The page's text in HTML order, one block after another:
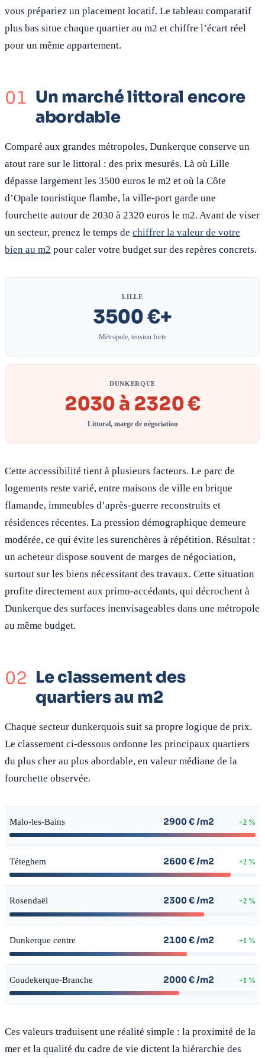
vous prépariez un placement locatif. Le tableau comparatif
plus bas situe chaque quartier au m2 et chiffre l’écart réel
pour un même appartement.
Un marché littoral encore
abordable
Comparé aux grandes métropoles, Dunkerque conserve un
atout rare sur le littoral : des prix mesurés. Là où Lille
dépasse largement les 3500 euros le m2 et où la Côte
d’Opale touristique flambe, la ville-port garde une
fourchette autour de 2030 à 2320 euros le m2. Avant de viser
un secteur, prenez le temps de chiffrer la valeur de votre
bien au m2 pour caler votre budget sur des repères concrets.
LILLE
3500 €+
Métropole, tension forte
DUNKERQUE
2030 à 2320 €
Littoral, marge de négociation
Cette accessibilité tient à plusieurs facteurs. Le parc de
logements reste varié, entre maisons de ville en brique
flamande, immeubles d’après-guerre reconstruits et
résidences récentes. La pression démographique demeure
modérée, ce qui évite les surenchères à répétition. Résultat :
un acheteur dispose souvent de marges de négociation,
surtout sur les biens nécessitant des travaux. Cette situation
profite directement aux primo-accédants, qui décrochent à
Dunkerque des surfaces inenvisageables dans une métropole
au même budget.
Le classement des
quartiers au m2
Chaque secteur dunkerquois suit sa propre logique de prix.
Le classement ci-dessous ordonne les principaux quartiers
du plus cher au plus abordable, en valeur médiane de la
fourchette observée.
Malo-les-Bains 2900 € /m2 +2 %
Téteghem 2600 € /m2 +2 %
Rosendaël 2300 € /m2 +2 %
Dunkerque centre 2100 € /m2 +1 %
Coudekerque-Branche 2000 € /m2 +1 %
Ces valeurs traduisent une réalité simple : la proximité de la
mer et la qualité du cadre de vie dictent la hiérarchie des